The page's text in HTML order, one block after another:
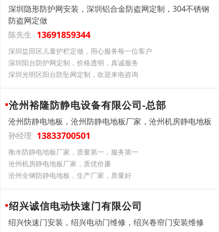
深圳隐形防护网安装，深圳铝合金防盗网定制，304不锈钢
防盗网定做
陈先生 13691859344
深圳盐田区儿童护栏定做，用心服务每一位客户
深圳阳台防护网定制，价格透明，真诚服务
深圳光明区阳台防坠网定制，欢迎来电咨询
沧州裕隆防静电设备有限公司-总部
沧州防静电地板，沧州防静电地板厂家，沧州机房静电地板
孙经理 13833700501
衡水防静电地板厂家，质量第一，服务第一
沧州机房静电地板厂家，质优价廉
沧州全钢防静电地板，生产厂家，质量好
绍兴诚信电动快速门有限公司
绍兴快速门安装，绍兴电动门维修，绍兴卷帘门安装维修